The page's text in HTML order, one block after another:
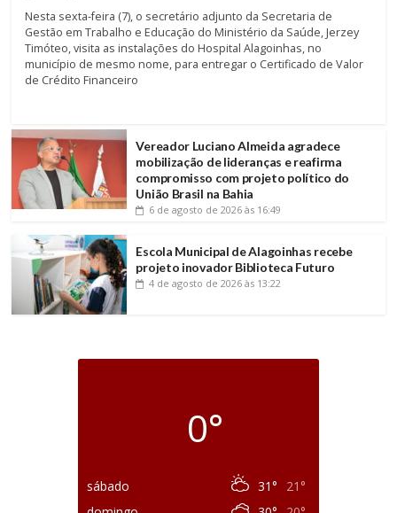
Nesta sexta-feira (7), o secretário adjunto da Secretaria de
Gestão em Trabalho e Educação do Ministério da Saúde, Jerzey
Timóteo, visita as instalações do Hospital Alagoinhas, no
município de mesmo nome, para entregar o Certificado de Valor
de Crédito Financeiro
Vereador Luciano Almeida agradece
mobilização de lideranças e reafirma
compromisso com projeto político do
União Brasil na Bahia
6 de agosto de 2026 às 16:49
Escola Municipal de Alagoinhas recebe
projeto inovador Biblioteca Futuro
4 de agosto de 2026 às 13:22
0°
sábado 31°
21°